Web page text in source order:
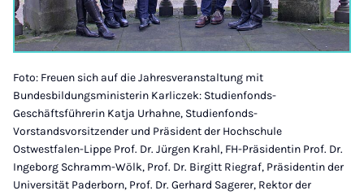
Foto: Freuen sich auf die Jahresveranstaltung mit
Bundesbildungsministerin Karliczek: Studienfonds-
Geschäftsführerin Katja Urhahne, Studienfonds-
Vorstandsvorsitzender und Präsident der Hochschule
Ostwestfalen-Lippe Prof. Dr. Jürgen Krahl, FH-Präsidentin Prof. Dr.
Ingeborg Schramm-Wölk, Prof. Dr. Birgitt Riegraf, Präsidentin der
Universität Paderborn, Prof. Dr. Gerhard Sagerer, Rektor der